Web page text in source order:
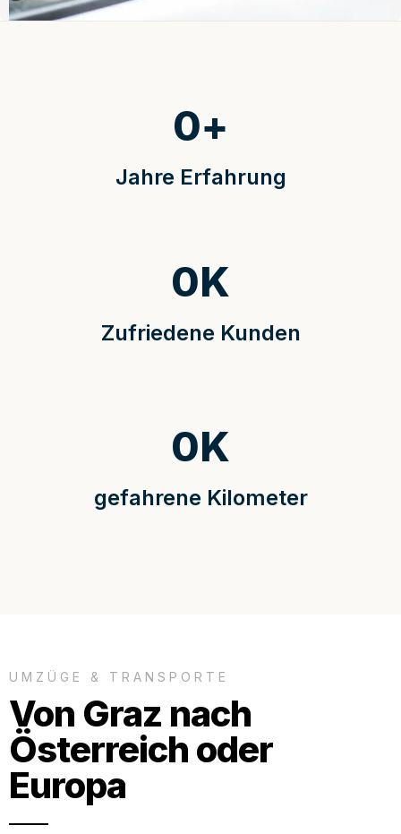
Jahre Erfahrung
0+
Zufriedene Kunden
0K
gefahrene Kilometer
0K
UMZÜGE & TRANSPORTE
Von Graz nach
Österreich oder
Europa